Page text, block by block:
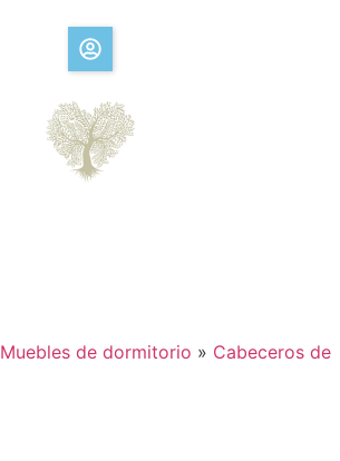
Muebles de dormitorio » Cabeceros de